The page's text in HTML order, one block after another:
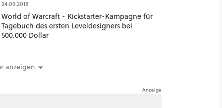
24.09.2018
World of Warcraft - Kickstarter-Kampagne für
Tagebuch des ersten Leveldesigners bei
500.000 Dollar
anzeigen